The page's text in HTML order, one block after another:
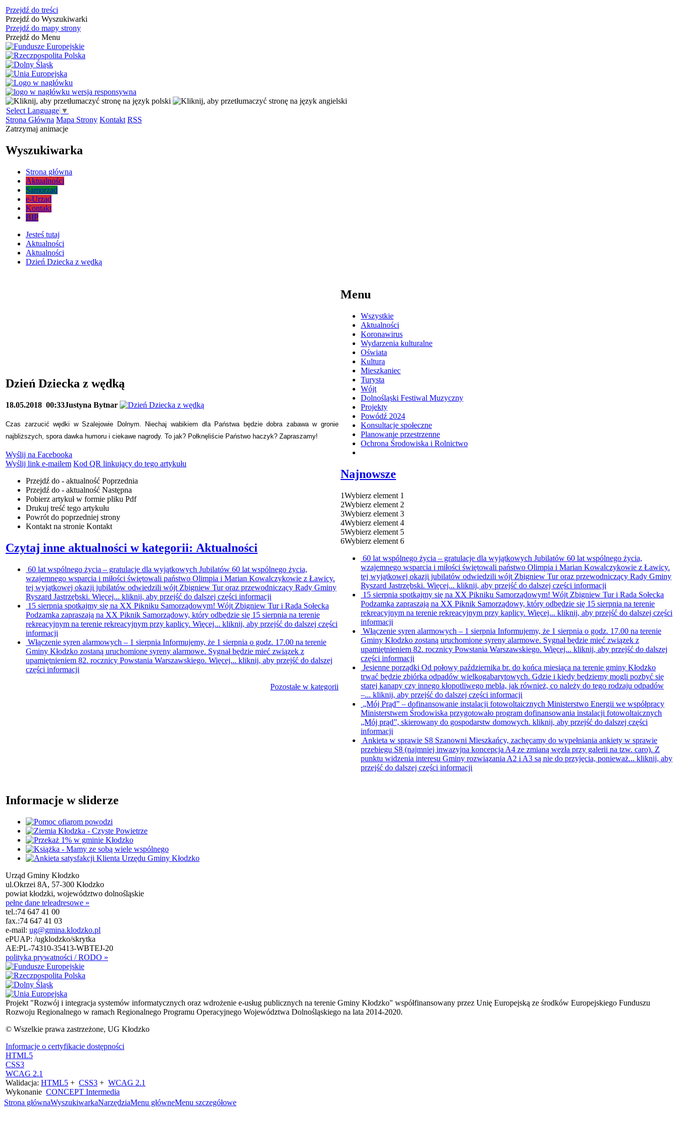
Przejdź do treści
Przejdź do Wyszukiwarki
Przejdź do mapy strony
Przejdź do Menu
Select Language ▼
Strona Główna Mapa Strony Kontakt RSS
Zatrzymaj animacje
Wyszukiwarka
Strona główna
Aktualności
Samorząd
e-Urząd
Kontakt
BIP
Jesteś tutaj
Aktualności
Aktualności
Dzień Dziecka z wędką
Dzień Dziecka z wędką
18.05.2018 00:33Justyna Bytnar
Czas zarzucić wędki w Szalejowie Dolnym. Niechaj wabikiem dla Państwa będzie dobra zabawa w gronie
najbliższych, spora dawka humoru i ciekawe nagrody. To jak? Połknęliście Państwo haczyk? Zapraszamy!
Wyślij na Facebooka
Wyślij link e-mailem Kod QR linkujący do tego artykułu
Przejdź do - aktualność Poprzednia
Przejdź do - aktualność Następna
Pobierz artykuł w formie pliku Pdf
Drukuj treść tego artykułu
Powrót do poprzedniej strony
Kontakt na stronie Kontakt
Czytaj inne aktualności w kategorii: Aktualności
60 lat wspólnego życia – gratulacje dla wyjątkowych Jubilatów 60 lat wspólnego życia,
wzajemnego wsparcia i miłości świętowali państwo Olimpia i Marian Kowalczykowie z Ławicy.
tej wyjątkowej okazji jubilatów odwiedzili wójt Zbigniew Tur oraz przewodniczący Rady Gminy
Ryszard Jastrzębski. Więcej... kliknij, aby przejść do dalszej części informacji
15 sierpnia spotkajmy się na XX Pikniku Samorządowym! Wójt Zbigniew Tur i Rada Sołecka
Podzamka zapraszają na XX Piknik Samorządowy, który odbędzie się 15 sierpnia na terenie
rekreacyjnym na terenie rekreacyjnym przy kaplicy. Więcej... kliknij, aby przejść do dalszej części
informacji
Włączenie syren alarmowych – 1 sierpnia Informujemy, że 1 sierpnia o godz. 17.00 na terenie
Gminy Kłodzko zostaną uruchomione syreny alarmowe. Sygnał będzie mieć związek z
upamiętnieniem 82. rocznicy Powstania Warszawskiego. Więcej... kliknij, aby przejść do dalszej
części informacji
Pozostałe w kategorii
Menu
Wszystkie
Aktualności
Koronawirus
Wydarzenia kulturalne
Oświata
Kultura
Mieszkaniec
Turysta
Wójt
Dolnośląski Festiwal Muzyczny
Projekty
Powódź 2024
Konsultacje społeczne
Planowanie przestrzenne
Ochrona Środowiska i Rolnictwo
Najnowsze
1Wybierz element 1
2Wybierz element 2
3Wybierz element 3
4Wybierz element 4
5Wybierz element 5
6Wybierz element 6
60 lat wspólnego życia – gratulacje dla wyjątkowych Jubilatów 60 lat wspólnego życia,
wzajemnego wsparcia i miłości świętowali państwo Olimpia i Marian Kowalczykowie z Ławicy.
tej wyjątkowej okazji jubilatów odwiedzili wójt Zbigniew Tur oraz przewodniczący Rady Gminy
Ryszard Jastrzębski. Więcej... kliknij, aby przejść do dalszej części informacji
15 sierpnia spotkajmy się na XX Pikniku Samorządowym! Wójt Zbigniew Tur i Rada Sołecka
Podzamka zapraszają na XX Piknik Samorządowy, który odbędzie się 15 sierpnia na terenie
rekreacyjnym na terenie rekreacyjnym przy kaplicy. Więcej... kliknij, aby przejść do dalszej części
informacji
Włączenie syren alarmowych – 1 sierpnia Informujemy, że 1 sierpnia o godz. 17.00 na terenie
Gminy Kłodzko zostaną uruchomione syreny alarmowe. Sygnał będzie mieć związek z
upamiętnieniem 82. rocznicy Powstania Warszawskiego. Więcej... kliknij, aby przejść do dalszej
części informacji
Jesienne porządki Od połowy października br. do końca miesiąca na terenie gminy Kłodzko
trwać będzie zbiórka odpadów wielkogabarytowych. Gdzie i kiedy będziemy mogli pozbyć się
starej kanapy czy innego kłopotliwego mebla, jak również, co należy do tego rodzaju odpadów
–... kliknij, aby przejść do dalszej części informacji
„Mój Prąd” – dofinansowanie instalacji fotowoltaicznych Ministerstwo Energii we współpracy
Ministerstwem Środowiska przygotowało program dofinansowania instalacji fotowoltaicznych
„Mój prąd”, skierowany do gospodarstw domowych. kliknij, aby przejść do dalszej części
informacji
Ankieta w sprawie S8 Szanowni Mieszkańcy, zachęcamy do wypełniania ankiety w sprawie
przebiegu S8 (najmniej inwazyjna koncepcja A4 ze zmianą węzła przy galerii na tzw. caro). Z
punktu widzenia interesu Gminy rozwiązania A2 i A3 są nie do przyjęcia, ponieważ... kliknij, aby
przejść do dalszej części informacji
Informacje w sliderze
Urząd Gminy Kłodzko
ul.Okrzei 8A, 57-300 Kłodzko
powiat kłodzki, województwo dolnośląskie
pełne dane teleadresowe »
tel.:74 647 41 00
fax.:74 647 41 03
e-mail: ug@gmina.klodzko.pl
ePUAP: /ugklodzko/skrytka
AE:PL-74310-35413-WBTEJ-20
polityka prywatności / RODO »
Projekt "Rozwój i integracja systemów informatycznych oraz wdrożenie e-usług publicznych na terenie Gminy Kłodzko" współfinansowany przez Unię Europejską ze środków Europejskiego Funduszu
Rozwoju Regionalnego w ramach Regionalnego Programu Operacyjnego Województwa Dolnośląskiego na lata 2014-2020.
© Wszelkie prawa zastrzeżone, UG Kłodzko
Informacje o certyfikacie dostępności
HTML5
CSS3
WCAG 2.1
Walidacja: HTML5 + CSS3 + WCAG 2.1
Wykonanie CONCEPT Intermedia
Strona głównaWyszukiwarkaNarzędziaMenu główneMenu szczegółowe